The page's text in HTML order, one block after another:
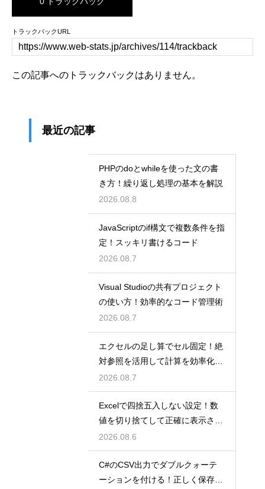
トラックバックURL
この記事へのトラックバックはありません。
最近の記事
PHPのdoとwhileを使った文の書
き方！繰り返し処理の基本を解説
2026.08.8
JavaScriptのif構文で複数条件を指
定！スッキリ書けるコード
2026.08.7
Visual Studioの共有プロジェクト
の使い方！効率的なコード管理術
2026.08.7
エクセルの足し算でセル固定！絶
対参照を活用して計算を効率化し
よう
2026.08.7
Excelで四捨五入しない設定！数
値を切り捨てして正確に表示させ
るコツ
2026.08.6
C#のCSV出力でダブルクォーテ
ーションを付ける！正しく保存す